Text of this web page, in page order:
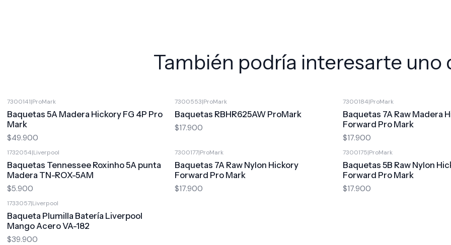
También podría interesarte uno
7300141|ProMark
Baquetas 5A Madera Hickory FG 4P Pro
Mark
$49.900
7300553|ProMark
Baquetas RBHR625AW ProMark
$17.900
7300184|ProMark
Baquetas 7A Raw Madera
Forward Pro Mark
$17.900
1732054|Liverpool
Baquetas Tennessee Roxinho 5A punta
Madera TN-ROX-5AM
$5.900
7300177|ProMark
Baquetas 7A Raw Nylon Hickory
Forward Pro Mark
$17.900
7300175|ProMark
Baquetas 5B Raw Nylon
Forward Pro Mark
$17.900
1733057|Liverpool
Baqueta Plumilla Batería Liverpool
Mango Acero VA-182
$39.900